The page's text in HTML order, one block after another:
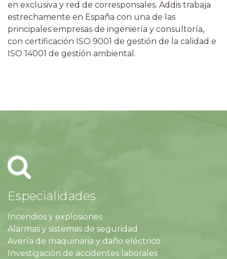
en exclusiva y red de corresponsales. Addis trabaja
estrechamente en España con una de las
principales empresas de ingeniería y consultoría,
con certificación ISO 9001 de gestión de la calidad e
ISO 14001 de gestión ambiental.
Especialidades
Incendios y explosiones
Alarmas y sistemas de seguridad
Avería de maquinaria y daño eléctrico
Investigación de accidentes laborales